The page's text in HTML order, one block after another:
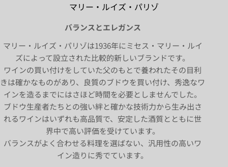
マリー・ルイズ・パリゾ
バランスとエレガンス
マリー・ルイズ・パリゾは1936年にミセス・マリー・ルイ
ズによって設立された比較的新しいブランドです。
ワインの買い付けをしていた父のもとで養われたその目利
きは確かなものがあり、良質のブドウを買い付け、秀逸なワ
インを造るまでにはさほど時間を必要としませんでした。
ブドウ生産者たちとの強い絆と確かな技術力から生み出さ
れるワインはいずれも高品質で、安定した酒質とともに世
界中で高い評価を受けています。
バランスがよく合わせる料理を選ばない、汎用性の高いワ
イン造りに秀でています。